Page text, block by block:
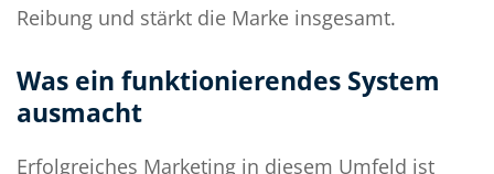
Reibung und stärkt die Marke insgesamt.
Was ein funktionierendes System
ausmacht
Erfolgreiches Marketing in diesem Umfeld ist